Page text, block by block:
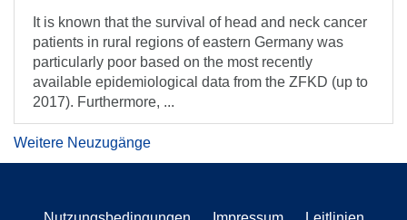
It is known that the survival of head and neck cancer
patients in rural regions of eastern Germany was
particularly poor based on the most recently
available epidemiological data from the ZFKD (up to
2017). Furthermore, ...
Weitere Neuzugänge